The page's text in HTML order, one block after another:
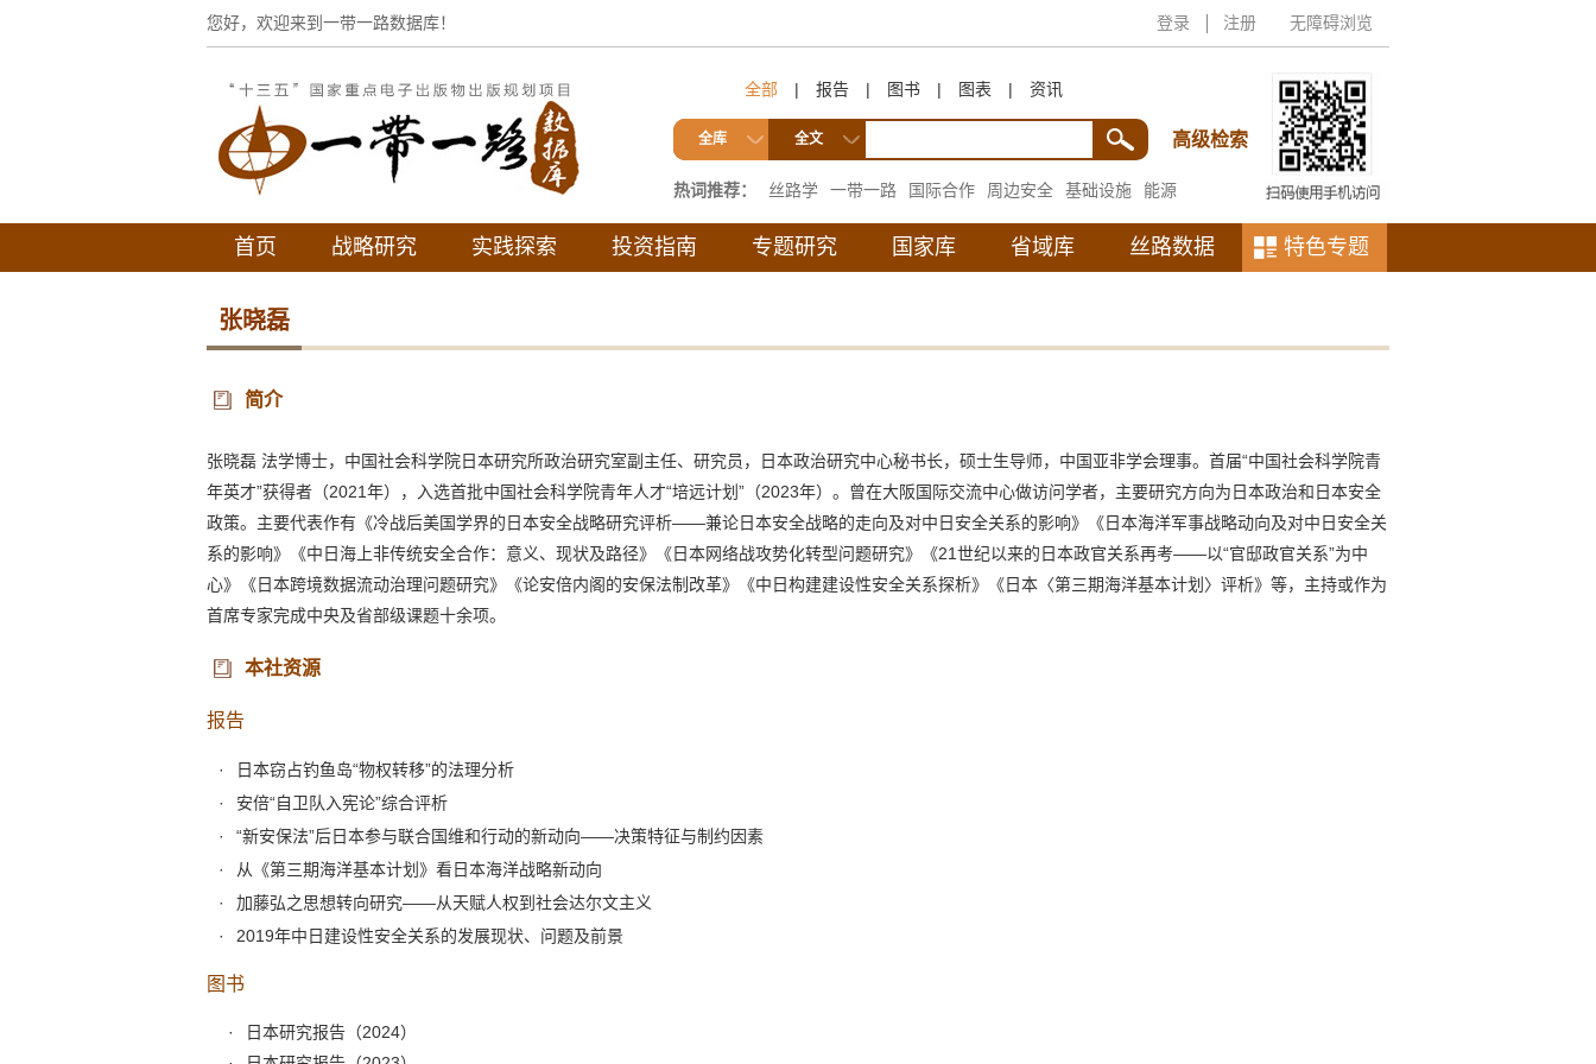
登录 注册 无障碍浏览
您好，欢迎来到一带一路数据库！
全部 | 报告 | 图书 | 图表 | 资讯
全库 全文 高级检索
热词推荐： 丝路学 一带一路 国际合作 周边安全 基础设施
能源
互联互通
首页 战略研究 实践探索 投资指南 专题研究 国家库 省域库 丝路数据 特色专题
张晓磊
简介
张晓磊 法学博士，中国社会科学院日本研究所政治研究室副主任、研究员，日本政治研究中心秘书长，硕士生导师，中国亚非学会理事。首届“中国社会科学院青
年英才”获得者（2021年），入选首批中国社会科学院青年人才“培远计划”（2023年）。曾在大阪国际交流中心做访问学者，主要研究方向为日本政治和日本安全
政策。主要代表作有《冷战后美国学界的日本安全战略研究评析——兼论日本安全战略的走向及对中日安全关系的影响》《日本海洋军事战略动向及对中日安全关
系的影响》《中日海上非传统安全合作：意义、现状及路径》《日本网络战攻势化转型问题研究》《21世纪以来的日本政官关系再考——以“官邸政官关系”为中
心》《日本跨境数据流动治理问题研究》《论安倍内阁的安保法制改革》《中日构建建设性安全关系探析》《日本〈第三期海洋基本计划〉评析》等，主持或作为
首席专家完成中央及省部级课题十余项。
本社资源
报告
日本窃占钓鱼岛“物权转移”的法理分析
安倍“自卫队入宪论”综合评析
“新安保法”后日本参与联合国维和行动的新动向——决策特征与制约因素
从《第三期海洋基本计划》看日本海洋战略新动向
加藤弘之思想转向研究——从天赋人权到社会达尔文主义
2019年中日建设性安全关系的发展现状、问题及前景
图书
日本研究报告（2024）